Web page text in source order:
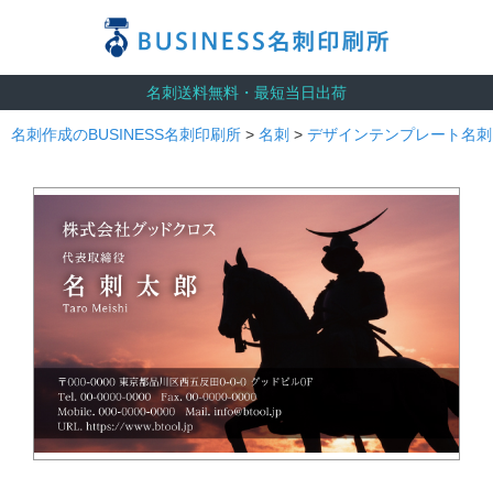
名刺送料無料・最短当日出荷
名刺作成のBUSINESS名刺印刷所 > 名刺 > デザインテンプレート名刺